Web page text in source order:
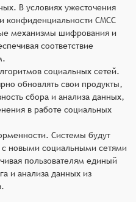
В условиях ужесточения
конфиденциальности СМСС
механизмы шифрования и
соответствие
социальных сетей.
обновлять свои продукты,
сбора и анализа данных,
в работе социальных
Системы будут
новыми социальными сетями
пользователям единый
и анализа данных из